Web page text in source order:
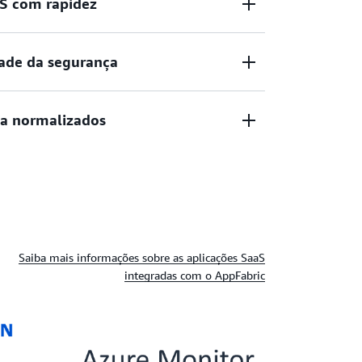
da segurança
normalizados
Saiba mais informações sobre as aplicações SaaS
integradas com o AppFabric